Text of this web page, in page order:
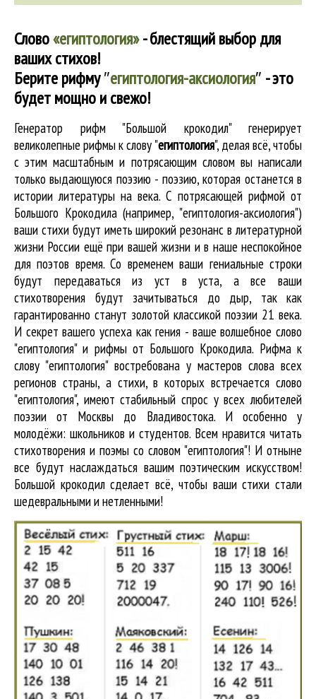
Слово«египтология»- блестящий выбор для
ваших стихов!
Берите рифму″египтология-аксиология″ - это
будет мощно и свежо!
Генератор рифм "Большой крокодил" генерирует
великолепныерифмы к слову "египтология", делая всё, чтобы
с этим масштабным и потрясающим словом вы написали
только выдающуюся поэзию - поэзию, которая останется в
истории литературы на века. С потрясающей рифмой от
Большого Крокодила (например, "египтология-аксиология")
ваши стихи будут иметь широкий резонанс в литературной
жизни России ещё при вашей жизни и в наше неспокойное
для поэтов время. Со временем ваши гениальные строки
будут передаваться из уст в уста, а все ваши
стихотворения будут зачитываться до дыр, так как
гарантированно станут золотой классикой поэзии 21 века.
И секрет вашего успеха как гения - ваше волшебное слово
"египтология" и рифмы от Большого Крокодила. Рифма к
слову "египтология" востребована у мастеров слова всех
регионов страны, а стихи, в которых встречается слово
"египтология", имеют стабильный спрос у всех любителей
поэзии от Москвы до Владивостока. И особенно у
молодёжи: школьников и студентов. Всем нравится читать
стихотворения и поэмы со словом "египтология"! И отныне
все будут наслаждаться вашим поэтическим искусством!
Большой крокодил cделает всё, чтобы ваши стихи стали
шедевральными и нетленными!